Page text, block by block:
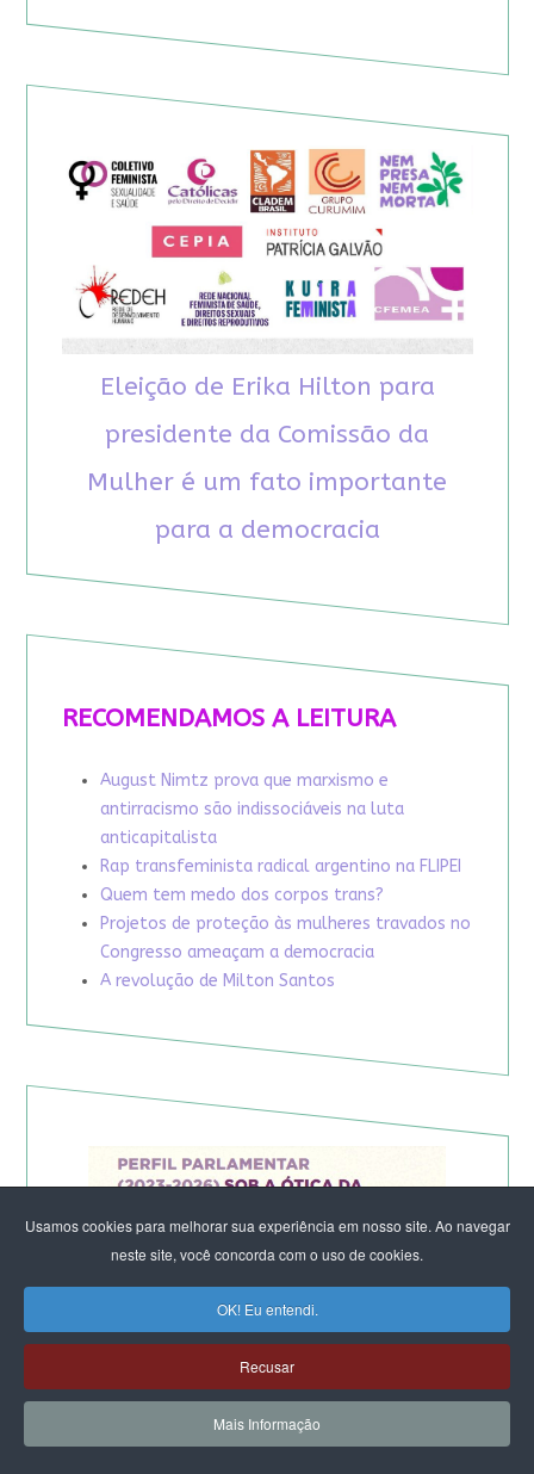
Usamos cookies para melhorar sua experiência em nosso site. Ao navegar
neste site, você concorda com o uso de cookies.
OK! Eu entendi.
Recusar
Mais Informação
Eleição de Erika Hilton para
presidente da Comissão da
Mulher é um fato importante
para a democracia
RECOMENDAMOS A LEITURA
August Nimtz prova que marxismo e
antirracismo são indissociáveis na luta
anticapitalista
Rap transfeminista radical argentino na FLIPEI
Quem tem medo dos corpos trans?
Projetos de proteção às mulheres travados no
Congresso ameaçam a democracia
A revolução de Milton Santos